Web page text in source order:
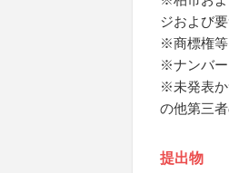
ジおよび
※商標権等
※ナンバー
※未発表か
の他第三
提出物